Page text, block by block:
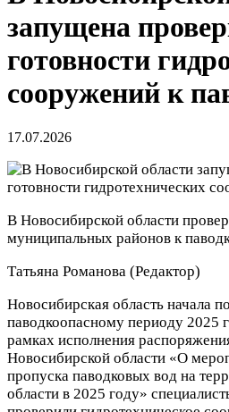
запущена
готовности
сооружений к
17.07.2026
В Новосибирской области
муниципальных районов к
Татьяна Романова (Редактор)
Новосибирская область начала
паводкоопасному периоду 2025
рамках исполнения
Новосибирской области «О
пропуска паводковых вод на
области в 2025 году»